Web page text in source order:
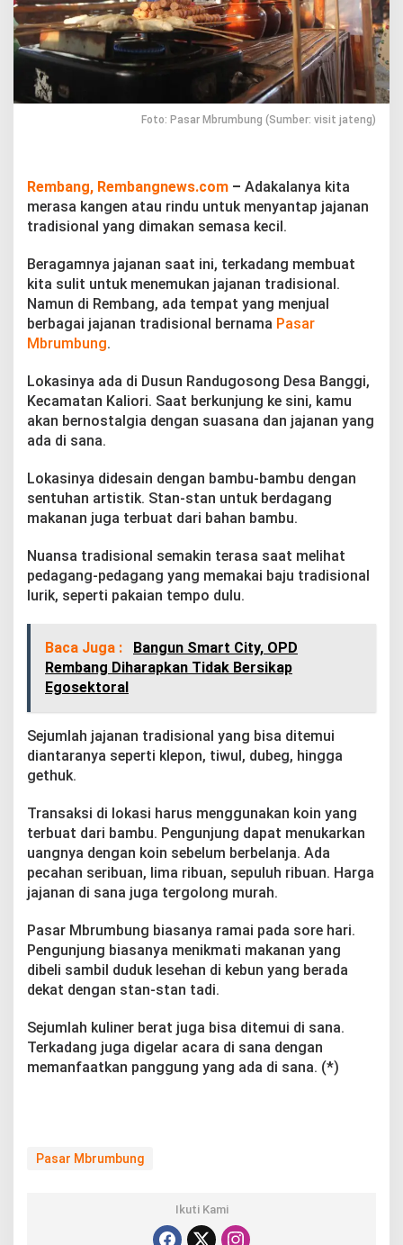
i
s
i
o
l
p
r
S
j
a
e
P
a
M
b
m
u
n
R
e
b
g
Foto: Pasar Mbrumbung (Sumber: visit jateng)
Rembang, Rembangnews.com – Adakalanya kita
merasa kangen atau rindu untuk menyantap jajanan
tradisional yang dimakan semasa kecil.
Beragamnya jajanan saat ini, terkadang membuat
kita sulit untuk menemukan jajanan tradisional.
Namun di Rembang, ada tempat yang menjual
berbagai jajanan tradisional bernama Pasar
Mbrumbung.
Lokasinya ada di Dusun Randugosong Desa Banggi,
Kecamatan Kaliori. Saat berkunjung ke sini, kamu
akan bernostalgia dengan suasana dan jajanan yang
ada di sana.
Lokasinya didesain dengan bambu-bambu dengan
sentuhan artistik. Stan-stan untuk berdagang
makanan juga terbuat dari bahan bambu.
Nuansa tradisional semakin terasa saat melihat
pedagang-pedagang yang memakai baju tradisional
lurik, seperti pakaian tempo dulu.
Baca Juga :
Bangun Smart City, OPD
Rembang Diharapkan Tidak Bersikap
Egosektoral
Sejumlah jajanan tradisional yang bisa ditemui
diantaranya seperti klepon, tiwul, dubeg, hingga
gethuk.
Transaksi di lokasi harus menggunakan koin yang
terbuat dari bambu. Pengunjung dapat menukarkan
uangnya dengan koin sebelum berbelanja. Ada
pecahan seribuan, lima ribuan, sepuluh ribuan. Harga
jajanan di sana juga tergolong murah.
Pasar Mbrumbung biasanya ramai pada sore hari.
Pengunjung biasanya menikmati makanan yang
dibeli sambil duduk lesehan di kebun yang berada
dekat dengan stan-stan tadi.
Sejumlah kuliner berat juga bisa ditemui di sana.
Terkadang juga digelar acara di sana dengan
memanfaatkan panggung yang ada di sana. (*)
Pasar Mbrumbung
Ikuti Kami